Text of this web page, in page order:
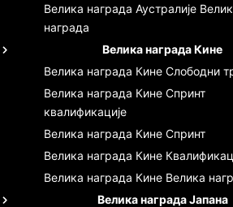
Велика награда Аустралије
награда
Велика награда Кине
Велика награда Кине Слободни
Велика награда Кине Спринт
квалификације
Велика награда Кине Спринт
Велика награда Кине
Велика награда Кине Велика
Велика награда Јапана